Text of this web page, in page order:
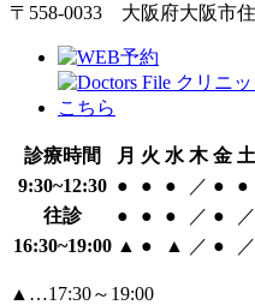
〒558-0033 大阪府大阪市
診療時間 月 火 水 木 金 土
9:30~12:30 ● ● ● ／ ● ●
往診
● ● ● ／ ● ／
16:30~19:00 ▲ ● ▲ ／ ● ／
▲…17:30～19:00